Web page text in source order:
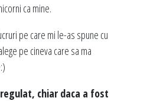
ca mine.
pe care mi le-as spune cu
pe cineva care sa ma
chiar daca a fost